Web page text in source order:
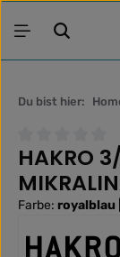
Zum
Du bist hier:
HAKRO
Farbe: royalblau